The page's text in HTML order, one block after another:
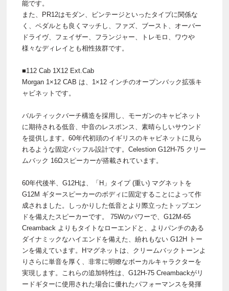
能です。
また、PR12はモダン、ビンテージといったタイプに関係な
く、ペダルとも良くマッチし、ファズ、ブースト、オーバー
ドライヴ、フェイザー、フランジャー、トレモロ、ワウや
様々なディレイとも相性抜群です。
■112 Cab 1X12 Ext.Cab
Morgan 1×12 CAB は、1×12 インチのオープンバック拡張キ
ャビネットです。
バルティックバーチ構造を採用し、モーガンのキャビネット
に期待される低音、中音のレスポンス、素晴らしいサウンド
を提供します。60年代初頭のイギリスのキャビネットに見ら
れるような固定バッフル設計です。Celestion G12H-75 クリー
ムバック 16Ωスピーカーが搭載されています。
60年代後半、G12Hは、「H」タイプ (重い) マグネットを
G12M ギタースピーカーのボディに固定することによって作
成されました。しっかりした低音とより際立ったトップエン
ドを備えたスピーカーです。 75Wのパワーで、G12M-65
Creamback よりもタイトなローエンドと、よりパンチのある
ダイナミックなハイエンドを備えた、紛れもない G12H トー
ンを備えています。Hマグネットは、クリームバックトーンよ
りさらに単音を厚く、非常に明瞭なボーカルキャラクターを
実現します。これらの追加特性は、G12H-75 Creambackがリ
ードギターに使用された場合に優れたパフォーマンスを発揮